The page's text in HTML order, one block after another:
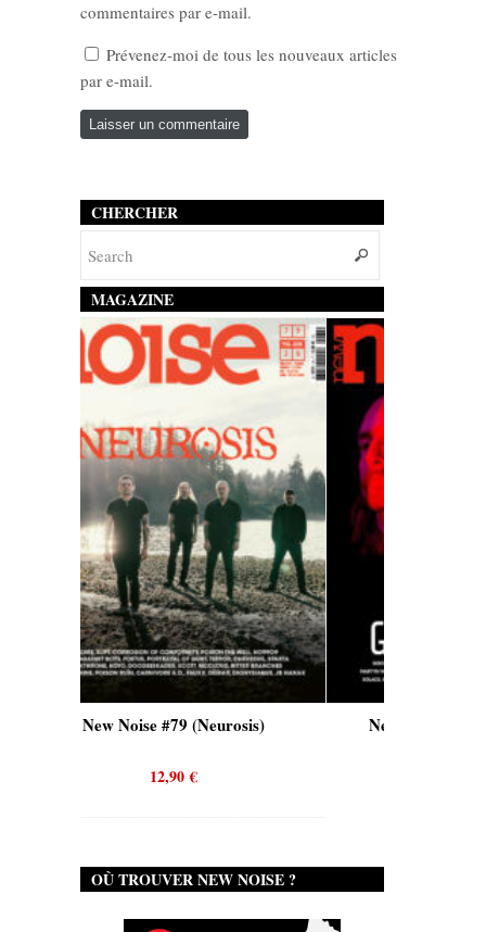
commentaires par e-mail.
Prévenez-moi de tous les nouveaux articles
par e-mail.
CHERCHER
MAGAZINE
New Noise #79 (Neurosis) New Noise #80 (Genghis
OÙ TROUVER NEW NOISE ?